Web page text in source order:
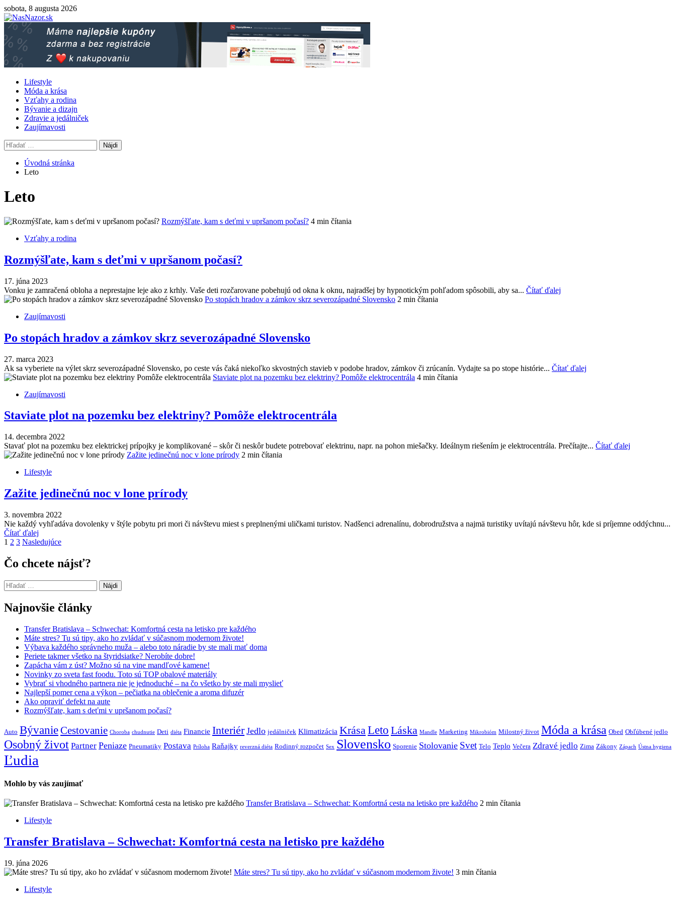
Skip
to
content
sobota, 8 augusta 2026
Primary
Menu
Lifestyle
Móda a krása
Vzťahy a rodina
Bývanie a dizajn
Zdravie a jedálniček
Zaujímavosti
Hľadať:
Úvodná stránka
Leto
Leto
Rozmýšľate, kam s deťmi v upršanom počasí? 4 min čítania
Vzťahy a rodina
Rozmýšľate, kam s deťmi v upršanom počasí?
17. júna 2023
Vonku je zamračená obloha a neprestajne leje ako z krhly. Vaše deti rozčarovane pobehujú od okna k oknu, najradšej by hypnotickým pohľadom spôsobili, aby sa... Čítať ďalej
Po stopách hradov a zámkov skrz severozápadné Slovensko 2 min čítania
Zaujímavosti
Po stopách hradov a zámkov skrz severozápadné Slovensko
27. marca 2023
Ak sa vyberiete na výlet skrz severozápadné Slovensko, po ceste vás čaká niekoľko skvostných stavieb v podobe hradov, zámkov či zrúcanín. Vydajte sa po stope histórie... Čítať ďalej
Staviate plot na pozemku bez elektriny? Pomôže elektrocentrála 4 min čítania
Zaujímavosti
Staviate plot na pozemku bez elektriny? Pomôže elektrocentrála
14. decembra 2022
Stavať plot na pozemku bez elektrickej prípojky je komplikované – skôr či neskôr budete potrebovať elektrinu, napr. na pohon miešačky. Ideálnym riešením je elektrocentrála. Prečítajte... Čítať ďalej
Zažite jedinečnú noc v lone prírody 2 min čítania
Lifestyle
Zažite jedinečnú noc v lone prírody
3. novembra 2022
Nie každý vyhľadáva dovolenky v štýle pobytu pri mori či návštevu miest s preplnenými uličkami turistov. Nadšenci adrenalínu, dobrodružstva a najmä turistiky uvítajú návštevu hôr, kde si príjemne oddýchnu...
Čítať ďalej
Navigácia
v
článkoch
1 2 3 Nasledujúce
Čo chcete nájsť?
Hľadať:
Najnovšie články
Transfer Bratislava – Schwechat: Komfortná cesta na letisko pre každého
Máte stres? Tu sú tipy, ako ho zvládať v súčasnom modernom živote!
Výbava každého správneho muža – alebo toto náradie by ste mali mať doma
Periete takmer všetko na štyridsiatke? Nerobíte dobre!
Zapácha vám z úst? Možno sú na vine mandľové kamene!
Novinky zo sveta fast foodu. Toto sú TOP obalové materiály
Vybrať si vhodného partnera nie je jednoduché – na čo všetko by ste mali myslieť
Najlepší pomer cena a výkon – pečiatka na oblečenie a aroma difuzér
Ako opraviť defekt na aute
Rozmýšľate, kam s deťmi v upršanom počasí?
Auto BývanieCestovanie Choroba chudnutie Deti diéta Financie Interiér Jedlo jedálniček Klimatizácia Krása Leto Láska Mandle Marketing Mikrobióm Milostný život Móda a krása Obed Obľúbené jedlo
Osobný život Partner Peniaze Pneumatiky Postava Príloha Raňajky reverzná diéta Rodinný rozpočet Sex Slovensko Sporenie Stolovanie Svet Telo Teplo Večera Zdravé jedlo Zima Zákony Zápach Ústna hygiena
Ľudia
Mohlo by vás zaujímať
Transfer Bratislava – Schwechat: Komfortná cesta na letisko pre každého 2 min čítania
Lifestyle
Transfer Bratislava – Schwechat: Komfortná cesta na letisko pre každého
19. júna 2026
Máte stres? Tu sú tipy, ako ho zvládať v súčasnom modernom živote! 3 min čítania
Lifestyle